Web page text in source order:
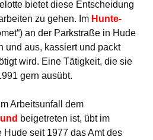
bietet diese Entscheidung
zu gehen. Im Hunte-
an der Parkstraße in Hude
und aus, kassiert und packt
wird. Eine Tätigkeit, die sie
gern ausübt.
Arbeitsunfall dem
beigetreten ist, übt im
Hude seit 1977 das Amt des